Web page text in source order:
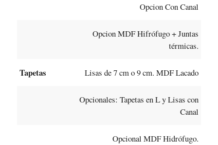
Opcion Con Canal
Opcion MDF Hifrófugo + Juntas
térmicas.
Tapetas Lisas de 7 cm o 9 cm. MDF Lacado
Opcionales: Tapetas en L y Lisas con
Canal
Opcional MDF Hidrófugo.